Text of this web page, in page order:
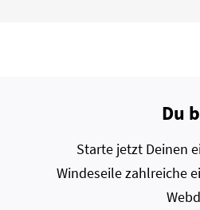
Du
Starte jetzt Deinen
Windeseile zahlreiche